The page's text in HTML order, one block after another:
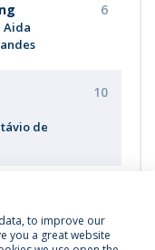
Aida
6
de
10
to improve our
you a great website